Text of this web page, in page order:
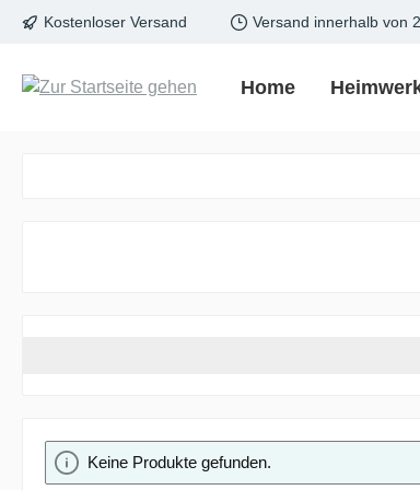
Zur Hauptnavigation springen
Kostenloser Versand Versand innerhalb von
Home
Keine Produkte gefunden.